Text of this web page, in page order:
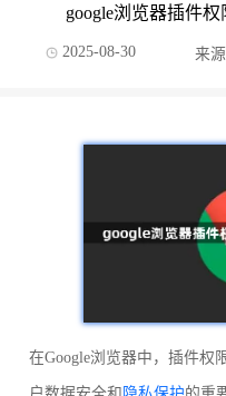
google浏览器插件
2025-08-30 来源
在Google浏览器中，插件权